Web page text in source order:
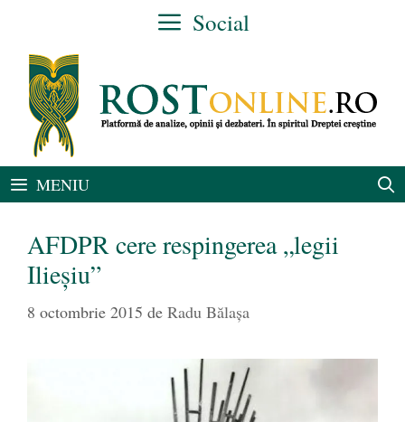
conținut
Social
MENIU
AFDPR cere respingerea „legii
Ilieşiu”
8 octombrie 2015 de Radu Bălaşa